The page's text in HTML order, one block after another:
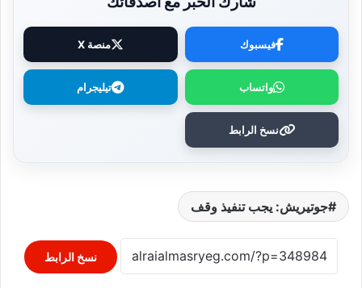
فيسبوك منصة X
واتساب تيليجرام
نسخ الرابط
جوتيريش: يجب تنفيذ وقف
نسخ الرابط